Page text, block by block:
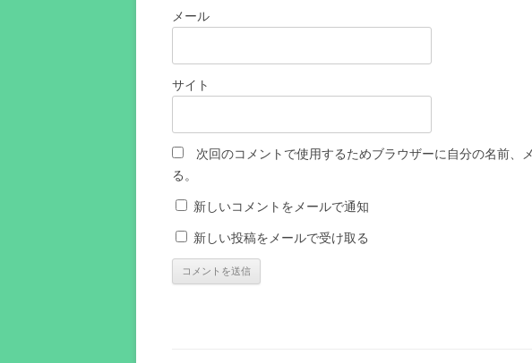
メール
サイト
次回のコメントで使用するためブラウザーに自分の名前、
る。
新しいコメントをメールで通知
新しい投稿をメールで受け取る